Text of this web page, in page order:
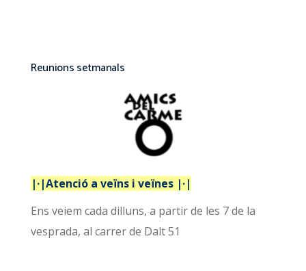
Reunions setmanals
|·|Atenció a veïns i veïnes |·|
Ens veiem cada dilluns, a partir de les 7 de la
vesprada, al carrer de Dalt 51